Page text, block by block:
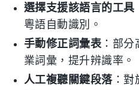
選擇支援該語言的工具
粵語自動識別。
手動修正詞彙表：部分
業詞彙，提升辨識率。
人工複聽關鍵段落：對